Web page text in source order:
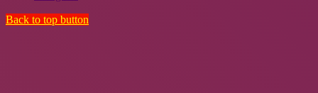
Back to top button